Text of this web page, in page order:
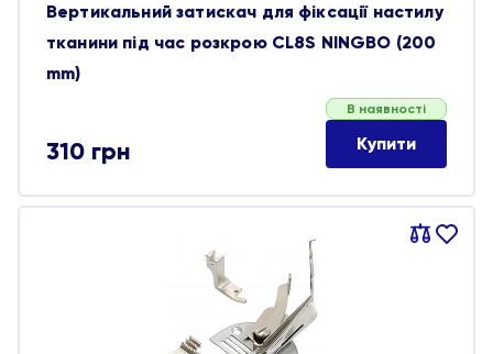
Вертикальний затискач для фіксації настилу
тканини під час розкрою CL8S NINGBO (200
mm)
310 грн
В наявності
Купити
Порівняти
В